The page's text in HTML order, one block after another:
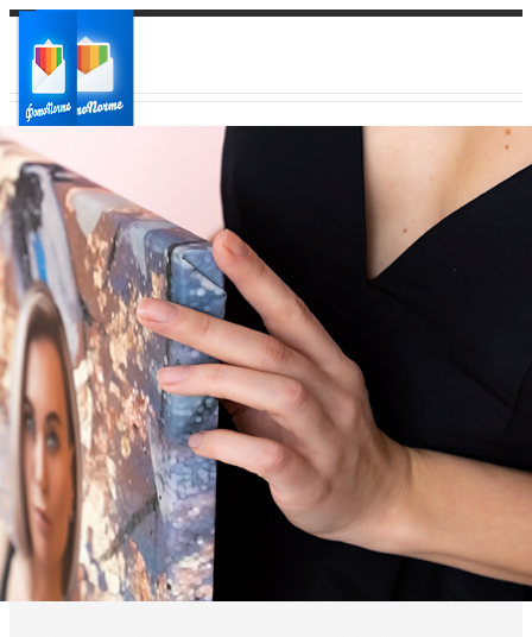
Ваш город:
Ваш регион доставки
Выберите из списка: